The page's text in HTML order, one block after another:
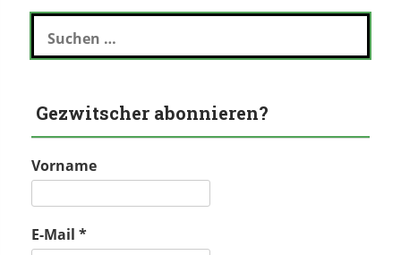
Suchen
nach:
Gezwitscher abonnieren?
Vorname
E-Mail *